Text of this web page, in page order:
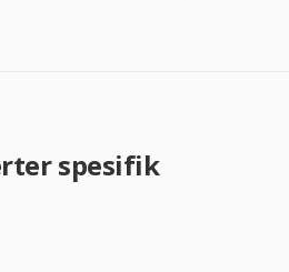
spesifik